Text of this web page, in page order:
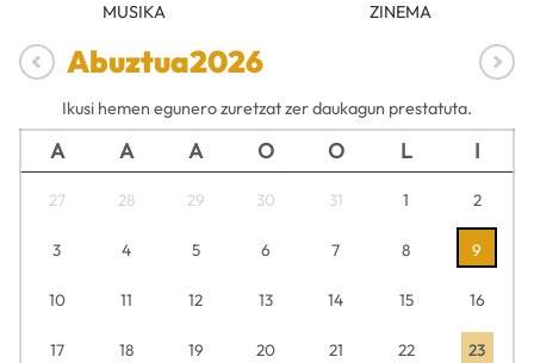
MUSIKA ZINEMA
Abuztua2026
Ikusi hemen egunero zuretzat zer daukagun prestatuta.
A A A O O L I
27 28 29 30 31 1 2
3 4 5 6 7 8 9
10 11 12 13 14 15 16
17 18 19 20 21 22 23